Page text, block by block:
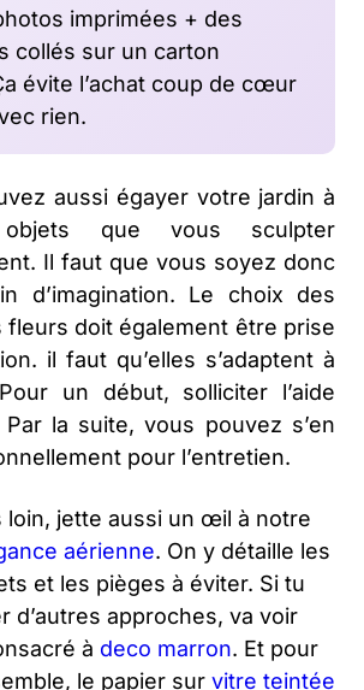
imprimées + des
collés sur un carton
évite l’achat coup de cœur
rien.
aussi égayer votre jardin à
que vous sculpter
Il faut que vous soyez donc
d’imagination. Le choix des
fleurs doit également être prise
il faut qu’elles s’adaptent à
un début, solliciter l’aide
Par la suite, vous pouvez s’en
pour l’entretien.
loin, jette aussi un œil à notre
aérienne. On y détaille les
et les pièges à éviter. Si tu
d’autres approches, va voir
à deco marron. Et pour
le papier sur vitre teintée